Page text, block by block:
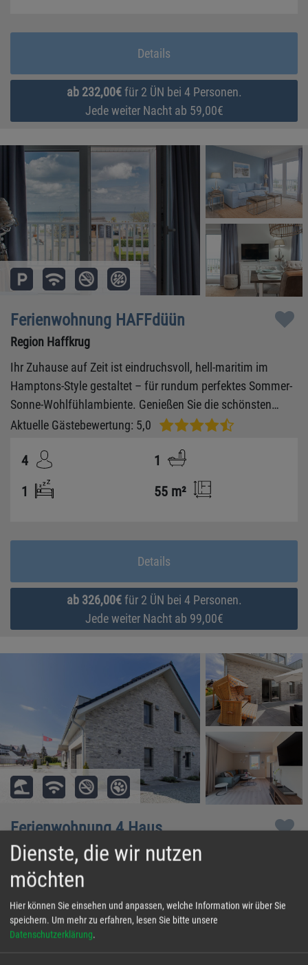
Details
ab 232,00€für 2 ÜN bei 4 Personen.
Jede weiter Nacht ab 59,00€
Ferienwohnung HAFFdüün
Region Haffkrug
Ihr Zuhause auf Zeit ist eindruchsvoll, hell-maritim im
Hamptons-Style gestaltet – für rundum perfektes Sommer-
Sonne-Wohlfühlambiente. Genießen Sie die schönsten
Sonnenaufgänge vom Balkon mit Meerblick!
Aktuelle Gästebewertung: 5,0
4
1
1
55 m²
Details
ab 326,00€für 2 ÜN bei 4 Personen.
Jede weiter Nacht ab 99,00€
Ferienwohnung 4 Haus
Meeresrauschen - Haffkrug
Region Haffkrug
Die Ferienwohnung 4 Haus Meeresrauschen ist der perfekte
Ort für Ihren Familienurlaub! Der Neubau wurde im Sommer
2022 fertiggestellt und verfügt über sämtliche
Dienste, die wir nutzen
möchten
Hier können Sie einsehen und anpassen, welche Information wir über Sie
speichern. Um mehr zu erfahren, lesen Sie bitte unsere
Datenschutzerklärung.